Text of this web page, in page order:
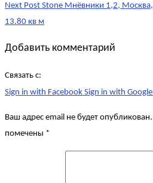
Next Post Stone Мнёвники 1,2,
13.80 кв м
Добавить комментарий
Связать с:
Sign in with Facebook Sign in with Google
Ваш адрес email не будет опубликован.
помечены *